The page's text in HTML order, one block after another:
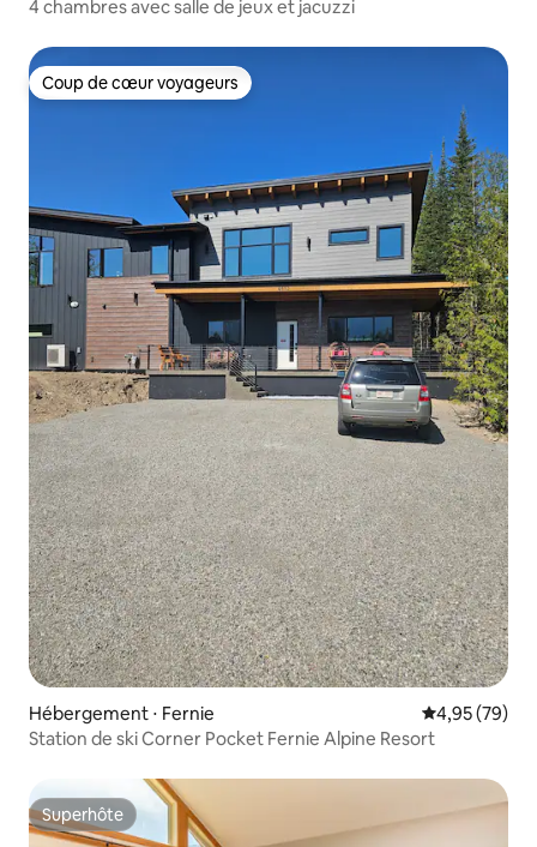
4 chambres avec salle de jeux et jacuzzi
Coup de cœur voyageurs
Coup de cœur voyageurs
Hébergement ⋅ Fernie Évaluation
4,95 (79)
Station de ski Corner Pocket Fernie Alpine Resort
Superhôte
Superhôte